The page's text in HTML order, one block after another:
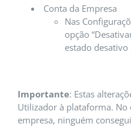
Conta da Empresa
Nas
opção
estado
Importante: Estas
Utilizador à plataforma. No
empresa, ninguém